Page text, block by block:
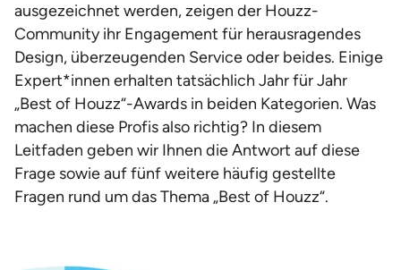
ausgezeichnet werden, zeigen der Houzz-
Community ihr Engagement für herausragendes
Design, überzeugenden Service oder beides. Einige
Expert*innen erhalten tatsächlich Jahr für Jahr
„Best of Houzz“-Awards in beiden Kategorien. Was
machen diese Profis also richtig? In diesem
Leitfaden geben wir Ihnen die Antwort auf diese
Frage sowie auf fünf weitere häufig gestellte
Fragen rund um das Thema „Best of Houzz“.